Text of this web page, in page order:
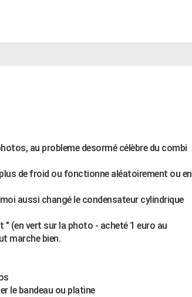
au probleme desormé célèbre du combi
de froid ou fonctionne aléatoirement ou en
aussi changé le condensateur cylindrique
" (en vert sur la photo - acheté 1 euro au
marche bien.
le bandeau ou platine